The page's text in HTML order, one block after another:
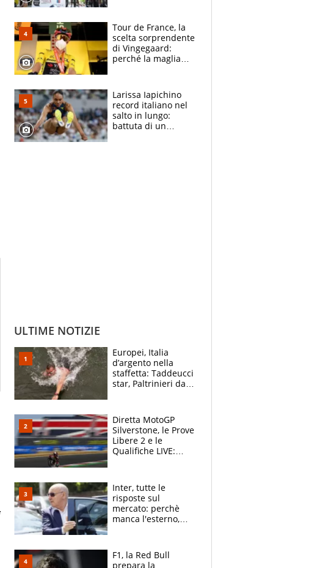
compagni
Tour de France, la
scelta sorprendente
di Vingegaard:
perché la maglia
rischio da evitare
Larissa Iapichino
record italiano nel
salto in lungo:
battuta di un
ULTIME NOTIZIE
Europei, Italia
d’argento nella
staffetta: Taddeucci
star, Paltrinieri da
Padre Pio
Diretta MotoGP
Silverstone, le Prove
Libere 2 e le
Qualifiche LIVE:
Inter, tutte le
risposte sul
mercato: perchè
manca l'esterno,
vero obiettivo di
Marotta
F1, la Red Bull
prepara la